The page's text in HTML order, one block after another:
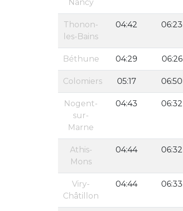
Nancy
Thonon-
les-Bains
04:42 06:23
Béthune 04:29 06:26
Colomiers 05:17 06:50
Nogent-
sur-
Marne
04:43 06:32
Athis-
Mons
04:44 06:32
Viry-
Châtillon
04:44 06:33